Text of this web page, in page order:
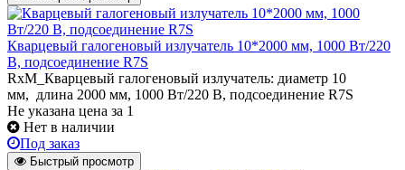
Кварцевый галогеновый излучатель 10*2000 мм, 1000 Вт/220
В, подсоединение R7S
RxM_Кварцевый галогеновый излучатель: диаметр 10
мм, длина 2000 мм, 1000 Вт/220 В, подсоединение R7S
Не указана цена за 1
Нет в наличии
Под заказ
Быстрый просмотр